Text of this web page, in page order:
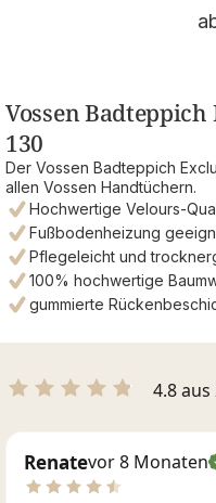
Vossen
130
Der Vossen Badteppich
allen Vossen Handtüchern.
Hochwertige Velours-
Fußbodenheizung
Pflegeleicht und
100% hochwertige
gummierte
4.8
Renatevor 8 Monaten